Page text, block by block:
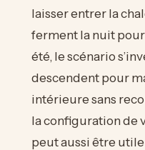
laisser entrer la
ferment la nuit
été, le scénario
descendent pour
intérieure sans
la configuration de
peut aussi être utile